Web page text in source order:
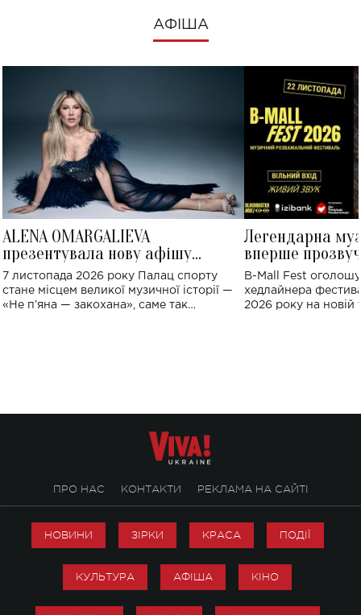
АФІША
ALENA OMARGALIEVA
презентувала нову афішу
великого концерту в Палаці
спорту
7 листопада 2026 року Палац спорту
стане місцем великої музичної історії —
«Не пʼяна — закохана», саме так
Легендарна
вперше
Україні: де
B-Mall Fest
хедлайнера
2026 року на новій
ПРО НАС КОНТАКТИ РЕКЛАМА НА САЙТІ
НОВИНИ ЗІРКИ КРАСА ПОДІЇ
КУЛЬТУРА АФІША КІНО